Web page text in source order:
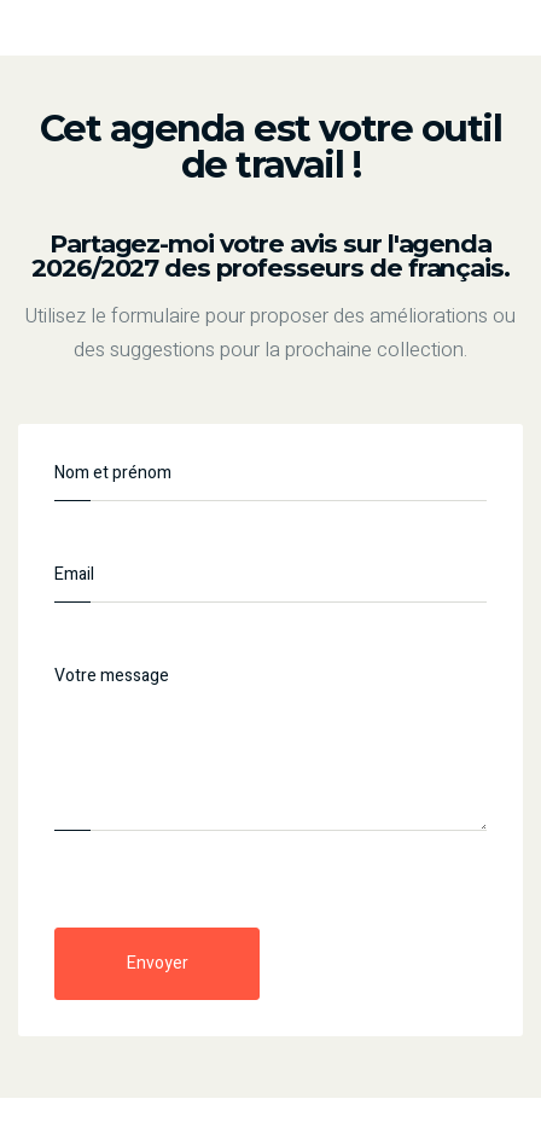
Cet agenda est votre outil
de travail !
Partagez-moi votre avis sur l'agenda
2026/2027 des professeurs de français.
Utilisez le formulaire pour proposer des améliorations ou
des suggestions pour la prochaine collection.
Envoyer